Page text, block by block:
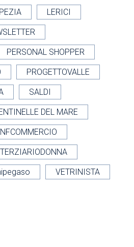
LERICI
PERSONAL SHOPPER
PROGETTOVALLE
SALDI
DEL MARE
TERZIARIODONNA
VETRINISTA